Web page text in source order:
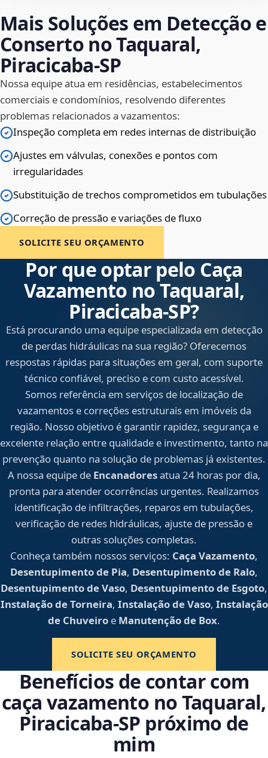
Mais Soluções em Detecção e
Conserto no Taquaral,
Piracicaba‑SP
Nossa equipe atua em residências, estabelecimentos
comerciais e condomínios, resolvendo diferentes
problemas relacionados a vazamentos:
Inspeção completa em redes internas de distribuição
Ajustes em válvulas, conexões e pontos com
irregularidades
Substituição de trechos comprometidos em tubulações
Correção de pressão e variações de fluxo
SOLICITE SEU ORÇAMENTO
Por que optar pelo Caça
Vazamento no Taquaral,
Piracicaba‑SP?
Está procurando uma equipe especializada em detecção
de perdas hidráulicas na sua região? Oferecemos
respostas rápidas para situações em geral, com suporte
técnico confiável, preciso e com custo acessível.
Somos referência em serviços de localização de
vazamentos e correções estruturais em imóveis da
região. Nosso objetivo é garantir rapidez, segurança e
excelente relação entre qualidade e investimento, tanto na
prevenção quanto na solução de problemas já existentes.
A nossa equipe de Encanadoresatua 24 horas por dia,
pronta para atender ocorrências urgentes. Realizamos
identificação de infiltrações, reparos em tubulações,
verificação de redes hidráulicas, ajuste de pressão e
outras soluções completas.
Conheça também nossos serviços: Caça Vazamento,
Desentupimento de Pia, Desentupimento de Ralo,
Desentupimento de Vaso, Desentupimento de Esgoto,
Instalação de Torneira, Instalação de Vaso, Instalação
de Chuveiro e Manutenção de Box.
SOLICITE SEU ORÇAMENTO
Benefícios de contar com
caça vazamento no Taquaral,
Piracicaba‑SP próximo de
mim